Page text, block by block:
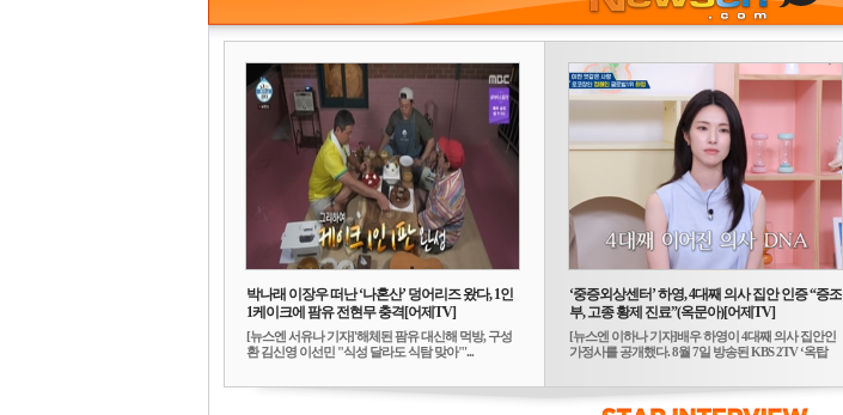
박나래 이장우 떠난 ‘나혼산’ 덩어리즈 왔다, 1인
1케이크에 팜유 전현무 충격[어제TV]
[뉴스엔 서유나 기자]'해체된 팜유 대신해 먹방, 구성
환 김신영 이선민 "식성 달라도 식탐 맞아"'...
‘중증외상센터’ 하영, 4대째 의사 집안 인증 “증조
부, 고종 황제 진료”(옥문아)[어제TV]
[뉴스엔 이하나 기자]배우 하영이 4대째 의사 집안인
가정사를 공개했다. 8월 7일 방송된 KBS 2TV ‘옥탑